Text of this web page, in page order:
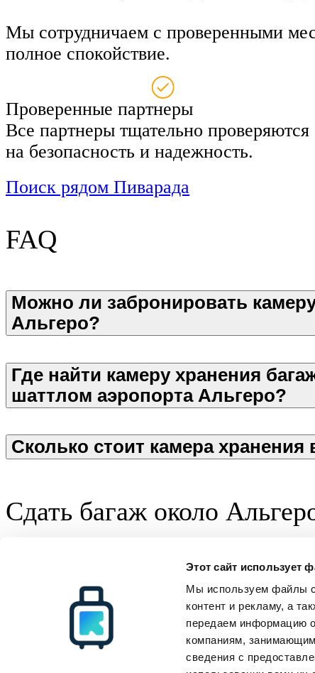
Этот сайт использует
Мы используем файлы
контент и рекламу, а
передаем информацию
компаниям,
сведения с
Мы сотрудничаем с проверенными
полное спокойствие.
Проверенные партнеры
Все партнеры тщательно проверяются
на безопасность и надежность.
Поиск рядом Пиварада
FAQ
Можно ли забронировать
Альгеро?
Где найти камеру хранения
шаттлом аэропорта Альгеро?
Сколько стоит камера хранения
Сдать багаж около
Kamera khraneniya bagazha
Поддержка клиентов
Как это работает
Связаться с нами
Ресурсы
Все